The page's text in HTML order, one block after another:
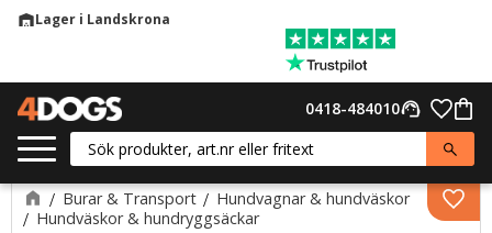
warehouseLager i Landskrona
support_agent
0418-484010
Burar & Transport
Hundvagnar & hundväskor
Hundväskor & hundryggsäckar